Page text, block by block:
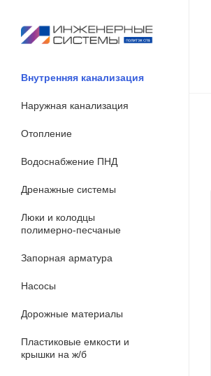
Внутренняя канализация
Наружная канализация
Отопление
Водоснабжение ПНД
Дренажные системы
Люки и колодцы
полимерно-песчаные
Запорная арматура
Насосы
Дорожные материалы
Пластиковые емкости и
крышки на ж/б